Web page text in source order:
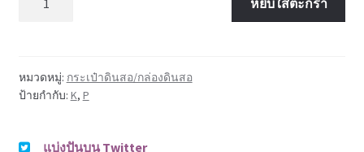
หมวดหมู่: กระเป๋าดินสอ/กล่องดินสอ
ป้ายกำกับ: K, P
แบ่งปันบน Twitter